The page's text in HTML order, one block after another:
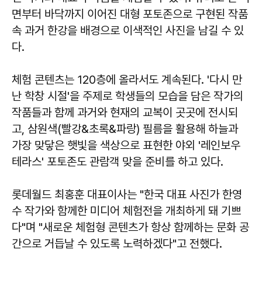
면부터 바닥까지 이어진 대형 포토존으로 구현된 작품
속 과거 한강을 배경으로 이색적인 사진을 남길 수 있
다.
체험 콘텐츠는 120층에 올라서도 계속된다. '다시 만
난 학창 시절'을 주제로 학생들의 모습을 담은 작가의
작품들과 함께 과거와 현재의 교복이 곳곳에 전시되
고, 삼원색(빨강&초록&파랑) 필름을 활용해 하늘과
가장 맞닿은 햇빛을 색상으로 표현한 야외 '레인보우
테라스' 포토존도 관람객 맞을 준비를 하고 있다.
롯데월드 최홍훈 대표이사는 "한국 대표 사진가 한영
수 작가와 함께한 미디어 체험전을 개최하게 돼 기쁘
다"며 "새로운 체험형 콘텐츠가 항상 함께하는 문화 공
간으로 거듭날 수 있도록 노력하겠다"고 전했다.